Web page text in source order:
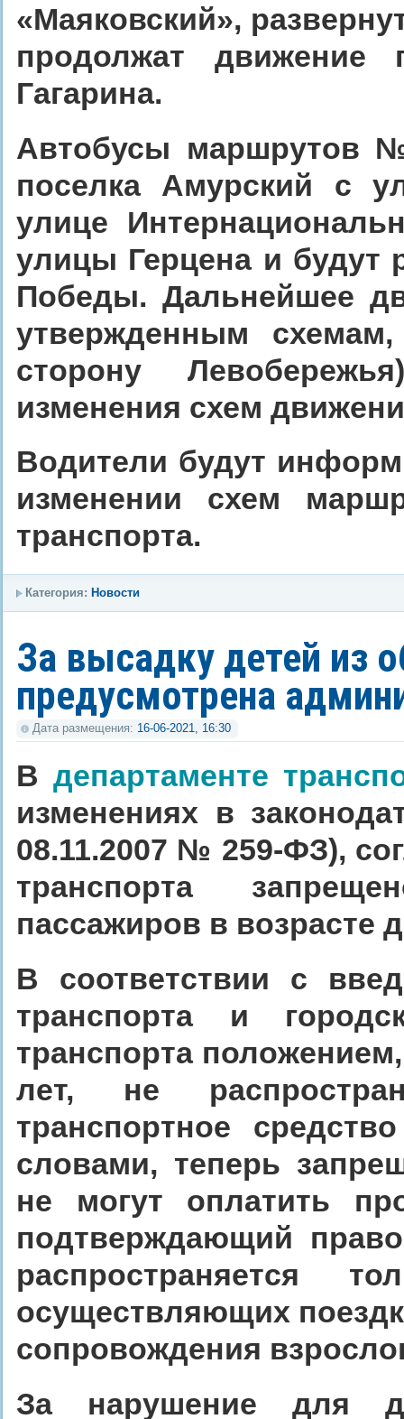
«Маяковский»,
продолжат движение
Гагарина.
Автобусы маршрутов
поселка Амурский с
улице
улицы Герцена и будут
Победы. Дальнейшее
утвержденным
сторону
изменения схем
Водители будут
изменении схем
транспорта.
Категория: Новости
За высадку детей из
предусмотрена
Дата размещения: 16-06-2021, 16:30
В департаменте
изменениях в
08.11.2007 № 259-ФЗ),
транспорта
пассажиров в возрасте
В соответствии с
транспорта и
транспорта
лет, не
транспортное
словами, теперь
не могут оплатить
подтверждающий
распространяется
осуществляющих
сопровождения
За нарушение для